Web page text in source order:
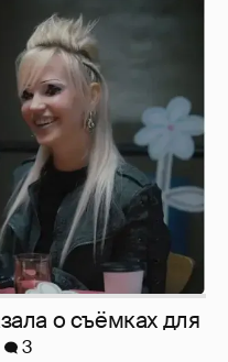
о съёмках для
3